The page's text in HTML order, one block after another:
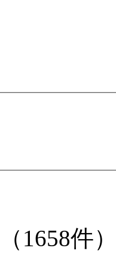
（1658件